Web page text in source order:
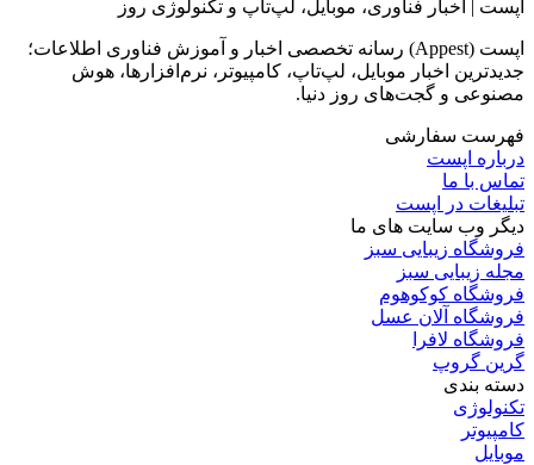
چرا و چطور ویندوز ۱۱ هوم رو به پرو آپگرید کنیم؟
مصرف می‌کنند؛ راه‌حل در راه است
1 هفته پیش